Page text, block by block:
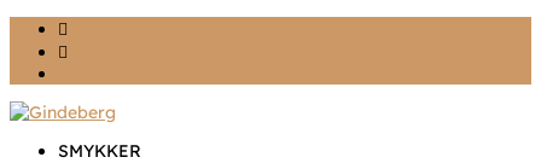
SMYKKER